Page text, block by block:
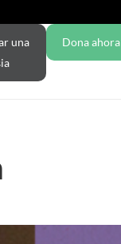
una
Dona ahora